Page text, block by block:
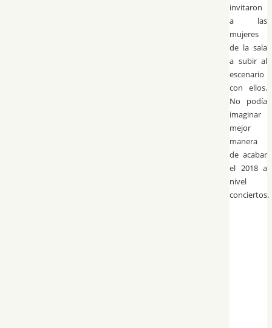
invitaron
a las
mujeres
de la sala
a subir al
escenario
con ellos.
No podía
imaginar
mejor
manera
de acabar
el 2018 a
nivel
conciertos.